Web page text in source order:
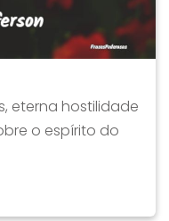
eterna hostilidade
o espírito do